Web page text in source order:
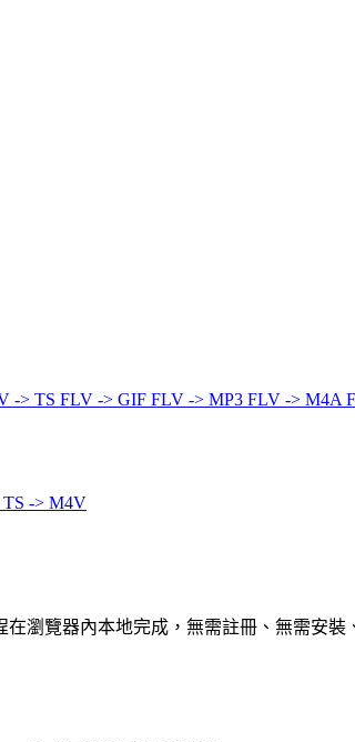
-> TS FLV -> GIF FLV -> MP3 FLV -> M4A
TS -> M4V
瀏覽器內本地完成，無需註冊、無需安裝